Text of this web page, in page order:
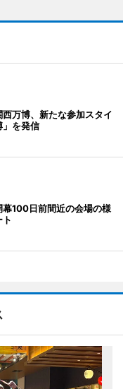
万博、新たな参加スタイ
」を発信
100日前間近の会場の様